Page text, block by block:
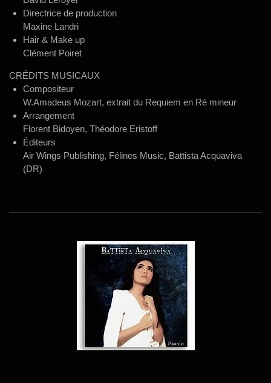
Directrice de production
Maxine Landri
Hair & Make up
Clément Poiret
CRÉDITS MUSICAUX
Compositeur
W.Amadeus Mozart, extrait du Requiem en Ré mineur
Arrangement
Florent Bidoyen, Théodore Eristoff
Éditeurs
Air Wings Publishing, Félines Music, Battista Acquaviva
(DR)